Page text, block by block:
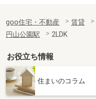
goo住宅・不動産 賃貸
円山公園駅
2LDK
お役立ち情報
住まいのコラム